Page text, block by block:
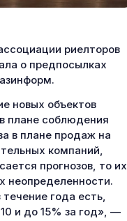
риелторов
о предпосылках
новых объектов
плане соблюдения
в плане продаж на
компаний,
прогнозов, то их
неопределенности.
года есть,
и до 15% за год», —